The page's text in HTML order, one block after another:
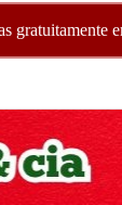
gratuitamente